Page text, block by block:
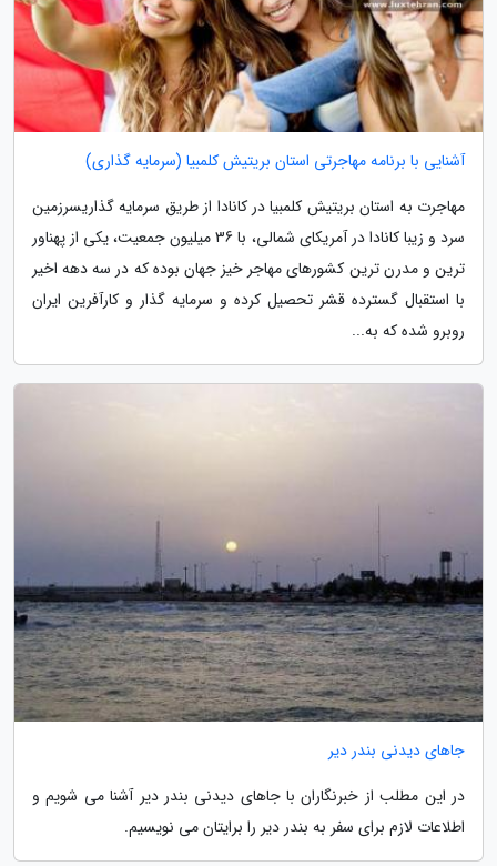
آشنایی با برنامه مهاجرتی استان بریتیش کلمبیا (سرمایه گذاری)
مهاجرت به استان بریتیش کلمبیا در کانادا از طریق سرمایه گذاریسرزمین
سرد و زیبا کانادا در آمریکای شمالی، با 36 میلیون جمعیت، یکی از پهناور
ترین و مدرن ترین کشورهای مهاجر خیز جهان بوده که در سه دهه اخیر
با استقبال گسترده قشر تحصیل کرده و سرمایه گذار و کارآفرین ایران
روبرو شده که به...
جاهای دیدنی بندر دیر
در این مطلب از خبرنگاران با جاهای دیدنی بندر دیر آشنا می شویم و
اطلاعات لازم برای سفر به بندر دیر را برایتان می نویسیم.